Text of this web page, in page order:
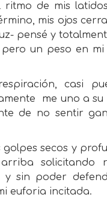
de mis
mis ojos
pensé y
un peso en
casi
me uno a
de no sentir
golpes secos y
solicitando
y sin poder
euforia incitada.